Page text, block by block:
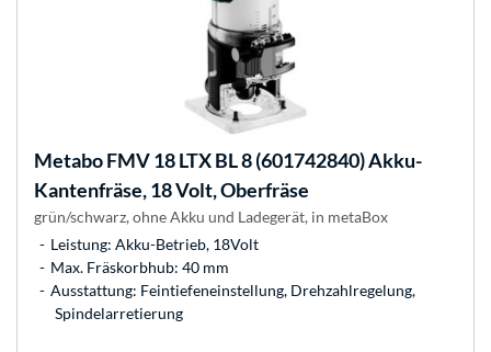
MetaboFMV 18 LTX BL 8 (601742840) Akku-
Kantenfräse, 18 Volt, Oberfräse
grün/schwarz, ohne Akku und Ladegerät, in metaBox
Leistung: Akku-Betrieb, 18Volt
Max. Fräskorbhub: 40 mm
Ausstattung: Feintiefeneinstellung, Drehzahlregelung,
Spindelarretierung